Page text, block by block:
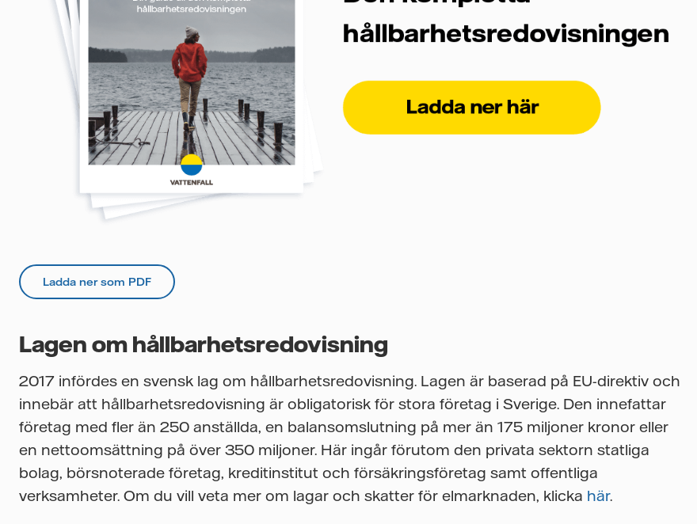
Ladda ner som PDF
Lagen om hållbarhetsredovisning
2017 infördes en svensk lag om hållbarhetsredovisning. Lagen är baserad på EU-direktiv och
innebär att hållbarhetsredovisning är obligatorisk för stora företag i Sverige. Den innefattar
företag med fler än 250 anställda, en balansomslutning på mer än 175 miljoner kronor eller
en nettoomsättning på över 350 miljoner. Här ingår förutom den privata sektorn statliga
bolag, börsnoterade företag, kreditinstitut och försäkringsföretag samt offentliga
verksamheter. Om du vill veta mer om lagar och skatter för elmarknaden, klicka här.